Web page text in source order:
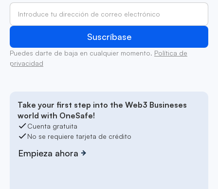
Puedes darte de baja en cualquier momento. Política de
privacidad
Take your first step into the Web3 Busineses
world with OneSafe!
Cuenta gratuita
No se requiere tarjeta de crédito
Empieza ahora